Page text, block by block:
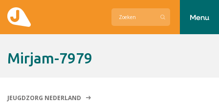
Hier zetten wij ons voor in
Menu
Mirjam-7979
JEUGDZORG NEDERLAND